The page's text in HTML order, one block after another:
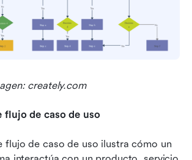
creately.com
flujo de caso de uso
flujo de caso de uso ilustra cómo un